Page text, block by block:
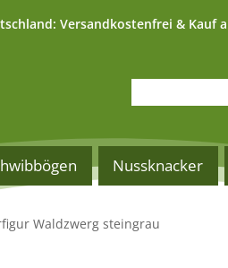
Versandkostenfrei & Kauf
Nussknacker
Waldzwerg steingrau